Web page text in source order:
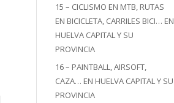
15 – CICLISMO EN MTB, RUTAS
EN BICICLETA, CARRILES BICI… EN
HUELVA CAPITAL Y SU
PROVINCIA
16 – PAINTBALL, AIRSOFT,
CAZA… EN HUELVA CAPITAL Y SU
PROVINCIA